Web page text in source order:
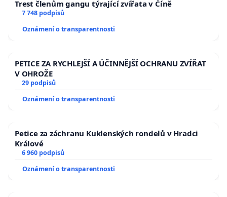
Trest členům gangu týrající zvířata v Číně
7 748 podpisů
Oznámení o transparentnosti
PETICE ZA RYCHLEJŠÍ A ÚČINNĚJŠÍ OCHRANU ZVÍŘAT
V OHROŽE
29 podpisů
Oznámení o transparentnosti
Petice za záchranu Kuklenských rondelů v Hradci
Králové
6 960 podpisů
Oznámení o transparentnosti